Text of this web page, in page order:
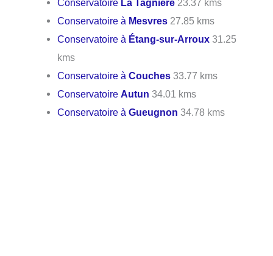
Conservatoire à Mesvres 27.85 kms
Conservatoire à Étang-sur-Arroux 31.25
kms
Conservatoire àCouches 33.77 kms
Conservatoire Autun 34.01 kms
Conservatoire àGueugnon 34.78 kms